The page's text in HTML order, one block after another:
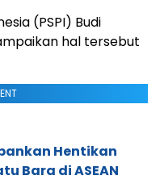
(PSPI) Budi
hal tersebut
Hentikan
Bara di ASEAN